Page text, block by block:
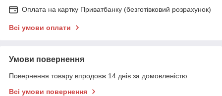
Оплата на картку Приватбанку (безготівковий розрахунок)
Всі умови оплати
Умови повернення
Повернення товару впродовж 14 днів за домовленістю
Всі умови повернення